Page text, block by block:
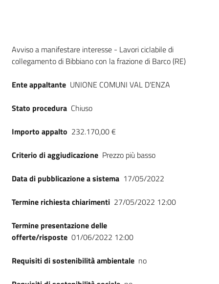
English
su
Dati del bando
Avviso a manifestare interesse - Lavori ciclabile di
collegamento di Bibbiano con la frazione di Barco (RE)
Ente appaltante UNIONE COMUNI VAL D'ENZA
Stato procedura Chiuso
Importo appalto 232.170,00 €
Criterio di aggiudicazione Prezzo più basso
Data di pubblicazione a sistema 17/05/2022
Termine richiesta chiarimenti 27/05/2022 12:00
Termine presentazione delle
offerte/risposte 01/06/2022 12:00
Requisiti di sostenibilità ambientale no